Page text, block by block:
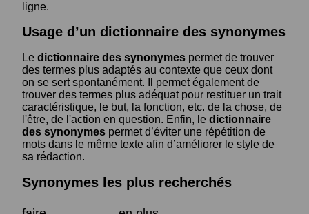
ligne.
Usage d’un dictionnaire des synonymes
Le dictionnaire des synonymes permet de trouver
des termes plus adaptés au contexte que ceux dont
on se sert spontanément. Il permet également de
trouver des termes plus adéquat pour restituer un trait
caractéristique, le but, la fonction, etc. de la chose, de
l'être, de l'action en question. Enfin, le dictionnaire
des synonymes permet d’éviter une répétition de
mots dans le même texte afin d’améliorer le style de
sa rédaction.
Synonymes les plus recherchés